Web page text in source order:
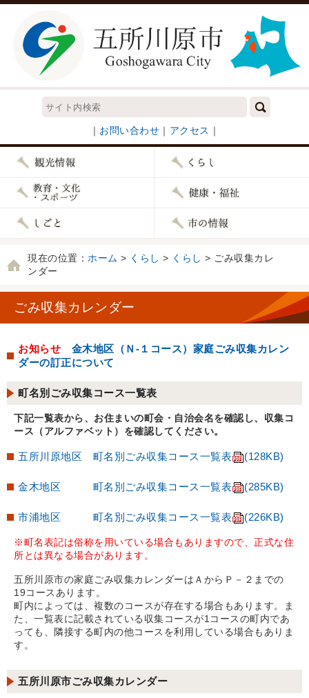
｜ お問い合わせ ｜ アクセス ｜
現在の位置： ホーム > くらし > くらし > ごみ収集カレ
ンダー
ごみ収集カレンダー
お知らせ 金木地区（Ｎ-１コース）家庭ごみ収集カレン
ダーの訂正について
町名別ごみ収集コース一覧表
下記一覧表から、お住まいの町会・自治会名を確認し、収集コ
ース（アルファベット）を確認してください。
五所川原地区 町名別ごみ収集コース一覧表 (128KB)
金木地区 町名別ごみ収集コース一覧表 (285KB)
市浦地区 町名別ごみ収集コース一覧表 (226KB)
※町名表記は俗称を用いている場合もありますので、正式な住
所とは異なる場合があります。
五所川原市の家庭ごみ収集カレンダーはＡからＰ－２までの
19コースあります。
町内によっては、複数のコースが存在する場合もあります。ま
た、一覧表に記載されている収集コースが1コースの町内であ
っても、隣接する町内の他コースを利用している場合もありま
す。
五所川原市ごみ収集カレンダー